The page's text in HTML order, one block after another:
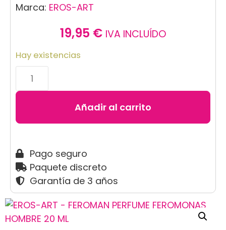
Marca: EROS-ART
19,95 € IVA INCLUÍDO
Hay existencias
Añadir al carrito
Pago seguro
Paquete discreto
Garantía de 3 años